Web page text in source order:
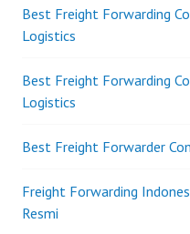
Best Freight Forwarding
Logistics
Best Freight Forwarding
Logistics
Best Freight Forwarder
Freight Forwarding
Resmi